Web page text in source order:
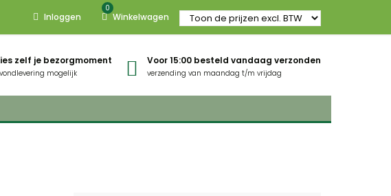
Inloggen
0
Winkelwagen
zelf je bezorgmoment
mogelijk
Voor 15:00 besteld vandaag verzonden
verzending van maandag t/m vrijdag